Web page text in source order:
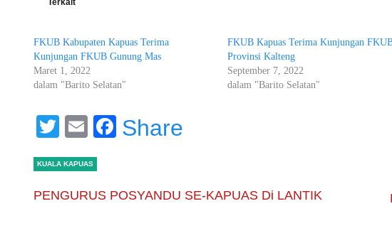
FKUB Kabupaten Kapuas Terima
Kunjungan FKUB Gunung Mas
Maret 1, 2022
dalam "Barito Selatan"
FKUB Kapuas Terima Kunjungan
Provinsi Kalteng
September 7, 2022
dalam "Barito Selatan"
Twitter
EmailFacebook
Share
KUALA KAPUAS
PENGURUS POSYANDU SE-KAPUAS Di LANTIK